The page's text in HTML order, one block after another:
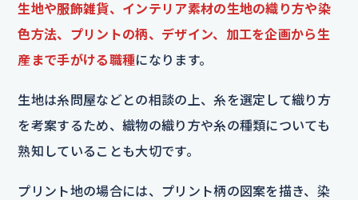
生地や服飾雑貨、インテリア素材の生地の織り方や染
色方法、プリントの柄、デザイン、加工を企画から生
産まで手がける職種になります。
生地は糸問屋などとの相談の上、糸を選定して織り方
を考案するため、織物の織り方や糸の種類についても
熟知していることも大切です。
プリント地の場合には、プリント柄の図案を描き、染